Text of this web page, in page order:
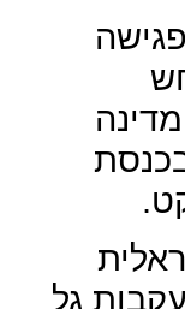
גל